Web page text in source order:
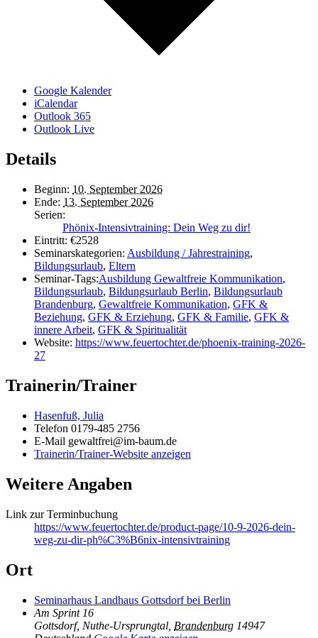
Google Kalender
iCalendar
Outlook 365
Outlook Live
Details
Beginn: 10. September 2026
Ende: 13. September 2026
Serien:
Phönix-Intensivtraining: Dein Weg zu dir!
Eintritt: €2528
Seminarskategorien: Ausbildung / Jahrestraining,
Bildungsurlaub, Eltern
Seminar-Tags:Ausbildung Gewaltfreie Kommunikation,
Bildungsurlaub, Bildungsurlaub Berlin, Bildungsurlaub
Brandenburg, Gewaltfreie Kommunikation, GFK &
Beziehung, GFK & Erziehung, GFK & Familie, GFK &
innere Arbeit, GFK & Spiritualität
Website: https://www.feuertochter.de/phoenix-training-2026-
27
Trainerin/Trainer
Hasenfuß, Julia
Telefon 0179-485 2756
E-Mail gewaltfrei@im-baum.de
Trainerin/Trainer-Website anzeigen
Weitere Angaben
Link zur Terminbuchung
https://www.feuertochter.de/product-page/10-9-2026-dein-
weg-zu-dir-ph%C3%B6nix-intensivtraining
Ort
Seminarhaus Landhaus Gottsdorf bei Berlin
Am Sprint 16
Gottsdorf, Nuthe-Ursprungtal Brandenburg 14947